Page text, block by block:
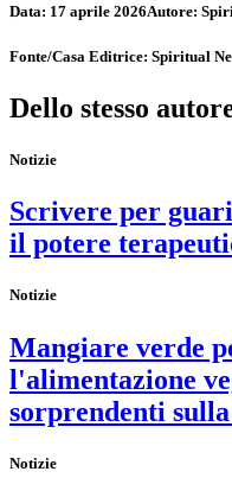
Data: 17 aprile 2026Autore:
Fonte/Casa Editrice: Spiritual
Dello stesso
Notizie
Scrivere per
il potere
Notizie
Mangiare verde
l'alimentazione
sorprendenti
Notizie